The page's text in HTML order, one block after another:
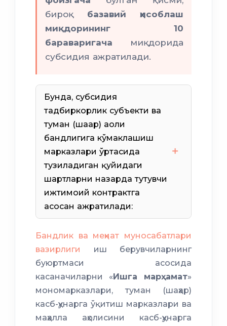
3 ой
давомидаги касаначилик
ўртача даромади
миқдорида бир марталик
субсидия ажратилади
бироқ базавий ҳисоблаш
миқдорининг 10
бараваригача миқдорида
субсидия ажратилади.
Бунда, субсидия
тадбиркорлик субъекти ва
туман (шаҳар) аҳоли
бандлигига кўмаклашиш
марказлари ўртасида
тузиладиган қуйидаги
шартларни назарда тутувчи
ижтимоий контрактга
асосан ажратилади:
асбоб-ускуналар касаначига
бепул берилади
Бандлик ва меҳнат муносабатлари
вазирлиги
иш берувчиларнинг
буюртмаси асосида
касаначиларни «Ишга марҳамат»
мономарказлари, туман (шаҳар)
касб-ҳунарга ўқитиш марказлари ва
маҳалла аҳолисини касб-ҳунарга